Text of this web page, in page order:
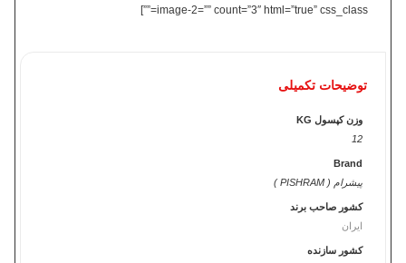
image-2=”” count=”3″ html=”true” css_class=””]
توضیحات تکمیلی
وزن کپسول KG
12
Brand
پیشرام ( PISHRAM )
کشور صاحب برند
ایران
کشور سازنده